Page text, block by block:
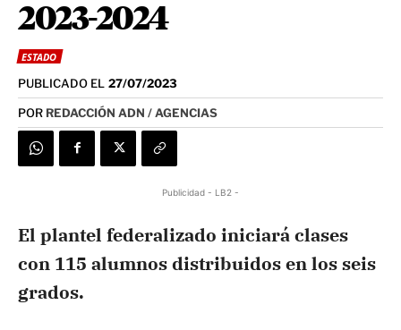
2023-2024
ESTADO
PUBLICADO EL 27/07/2023
POR REDACCIÓN ADN / AGENCIAS
Publicidad - LB2 -
El plantel federalizado iniciará clases
con 115 alumnos distribuidos en los seis
grados.